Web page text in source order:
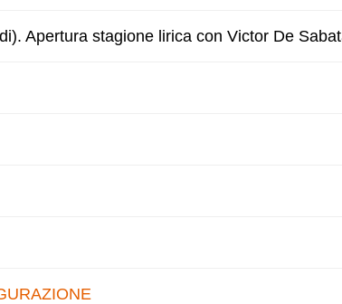
Apertura stagione lirica con Victor De